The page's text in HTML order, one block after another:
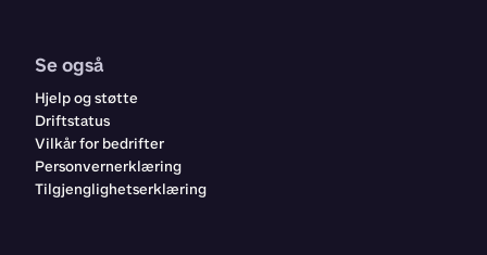
Se også
Hjelp og støtte
Driftstatus
Vilkår for bedrifter
Personvernerklæring
Tilgjenglighetserklæring